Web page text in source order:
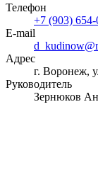
Телефон
+7 (903)
E-mail
Адрес
г. Воронеж,
Руководитель
Зернюков